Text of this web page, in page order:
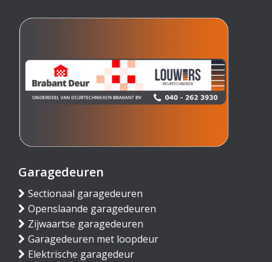
Garagedeuren
Sectionaal garagedeuren
Openslaande garagedeuren
Zijwaartse garagedeuren
Garagedeuren met loopdeur
Elektrische garagedeur